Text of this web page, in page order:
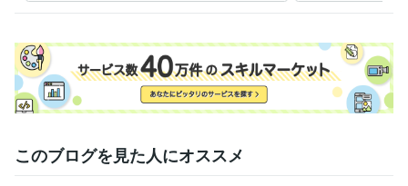
このブログを見た人にオススメ